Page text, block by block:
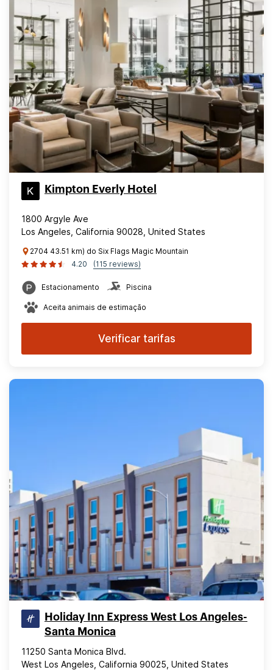
Kimpton Everly Hotel
1800 Argyle Ave
Los Angeles, California 90028, United States
2704 43.51 km) do Six Flags Magic Mountain
4.20
(115 reviews)
Estacionamento Piscina
Aceita animais de estimação
Verificar tarifas
Holiday Inn Express West Los Angeles-
Santa Monica
11250 Santa Monica Blvd.
West Los Angeles, California 90025, United States